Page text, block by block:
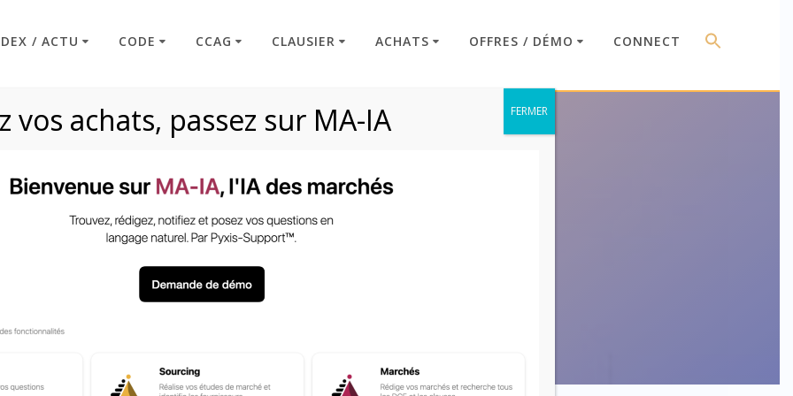
/ ACTU CODE CCAG CLAUSIER ACHATS OFFRES / DÉMO CONNECT
– exclusions
Code : Commande Publique
vos achats, passez sur MA-IA FERMER